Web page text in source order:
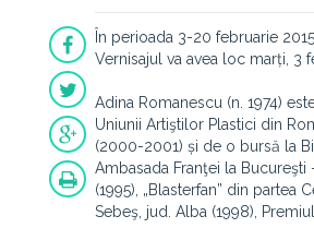
În perioada 3-20 februarie
Vernisajul va avea loc marți, 3
Adina Romanescu (n. 1974)
Uniunii Artiştilor Plastici din
(2000-2001) și de o bursă la
Ambasada Franţei la Bucureşti
(1995), „Blasterfan” din partea
Sebeş, jud. Alba (1998),